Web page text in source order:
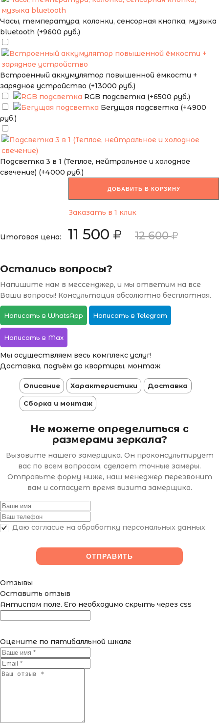
Часы, температура, колонки, сенсорная кнопка, музыка
bluetooth (+9600 руб.)
Встроенный аккумулятор повышенной ёмкости +
зарядное устройство (+13000 руб.)
RGB подсветка (+6500 руб.)
Бегущая подсветка (+4900
руб.)
Подсветка 3 в 1 (Теплое, нейтральное и холодное
свечение) (+4000 руб.)
ДОБАВИТЬ В КОРЗИНУ
Заказать в 1 клик
Итоговая цена: 11 500 12 600
Остались вопросы?
Напишите нам в мессенджер, и мы ответим на все
Ваши вопросы! Консультация абсолютно бесплатная.
Написать в WhatsApp Написать в Telegram
Написать в Max
Мы осуществляем весь комплекс услуг!
Доставка, подъём до квартиры, монтаж
Описание Характеристики Доставка
Сборка и монтаж
Не можете определиться с
размерами зеркала?
Вызовите нашего замерщика. Он проконсультирует
вас по всем вопросам, сделает точные замеры.
Отправьте форму ниже, наш менеджер перезвонит
вам и согласует время визита замерщика.
Даю согласие на обработку персональных данных
Отзывы
Оставить отзыв
Антиспам поле. Его необходимо скрыть через css
Оцените по пятибалльной шкале